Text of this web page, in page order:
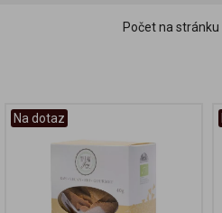
Počet na stránku
Na dotaz